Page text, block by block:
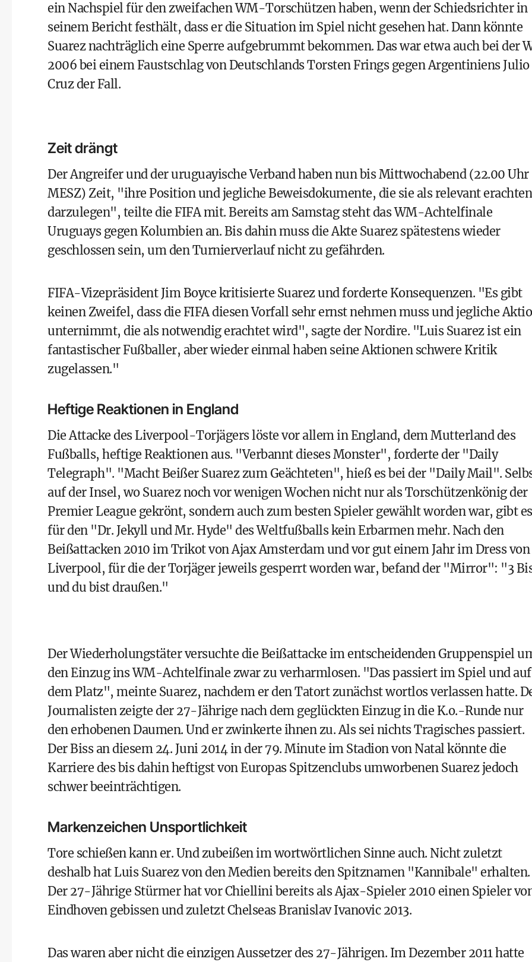
ein Nachspiel für den zweifachen WM-Torschützen haben, wenn der Schiedsrichter in
seinem Bericht festhält, dass er die Situation im Spiel nicht gesehen hat. Dann könnte
Suarez nachträglich eine Sperre aufgebrummt bekommen. Das war etwa auch bei der
2006 bei einem Faustschlag von Deutschlands Torsten Frings gegen Argentiniens Julio
Cruz der Fall.
Zeit drängt
Der Angreifer und der uruguayische Verband haben nun bis Mittwochabend (22.00 Uhr
MESZ) Zeit, "ihre Position und jegliche Beweisdokumente, die sie als relevant
darzulegen", teilte die FIFA mit. Bereits am Samstag steht das WM-Achtelfinale
Uruguays gegen Kolumbien an. Bis dahin muss die Akte Suarez spätestens wieder
geschlossen sein, um den Turnierverlauf nicht zu gefährden.
FIFA-Vizepräsident Jim Boyce kritisierte Suarez und forderte Konsequenzen. "Es gibt
keinen Zweifel, dass die FIFA diesen Vorfall sehr ernst nehmen muss und jegliche
unternimmt, die als notwendig erachtet wird", sagte der Nordire. "Luis Suarez ist ein
fantastischer Fußballer, aber wieder einmal haben seine Aktionen schwere Kritik
zugelassen."
Heftige Reaktionen in England
Die Attacke des Liverpool-Torjägers löste vor allem in England, dem Mutterland des
Fußballs, heftige Reaktionen aus. "Verbannt dieses Monster", forderte der "Daily
Telegraph". "Macht Beißer Suarez zum Geächteten", hieß es bei der "Daily Mail".
auf der Insel, wo Suarez noch vor wenigen Wochen nicht nur als Torschützenkönig der
Premier League gekrönt, sondern auch zum besten Spieler gewählt worden war, gibt es
für den "Dr. Jekyll und Mr. Hyde" des Weltfußballs kein Erbarmen mehr. Nach den
Beißattacken 2010 im Trikot von Ajax Amsterdam und vor gut einem Jahr im Dress von
Liverpool, für die der Torjäger jeweils gesperrt worden war, befand der "Mirror": "3
und du bist draußen."
Der Wiederholungstäter versuchte die Beißattacke im entscheidenden Gruppenspiel
den Einzug ins WM-Achtelfinale zwar zu verharmlosen. "Das passiert im Spiel und auf
dem Platz", meinte Suarez, nachdem er den Tatort zunächst wortlos verlassen hatte.
Journalisten zeigte der 27-Jährige nach dem geglückten Einzug in die K.o.-Runde nur
den erhobenen Daumen. Und er zwinkerte ihnen zu. Als sei nichts Tragisches passiert.
Der Biss an diesem 24. Juni 2014 in der 79. Minute im Stadion von Natal könnte die
Karriere des bis dahin heftigst von Europas Spitzenclubs umworbenen Suarez jedoch
schwer beeinträchtigen.
Markenzeichen Unsportlichkeit
Tore schießen kann er. Und zubeißen im wortwörtlichen Sinne auch. Nicht zuletzt
deshalb hat Luis Suarez von den Medien bereits den Spitznamen "Kannibale" erhalten.
Der 27-Jährige Stürmer hat vor Chiellini bereits als Ajax-Spieler 2010 einen Spieler
Eindhoven gebissen und zuletzt Chelseas Branislav Ivanovic 2013.
Das waren aber nicht die einzigen Aussetzer des 27-Jährigen. Im Dezember 2011 hatte